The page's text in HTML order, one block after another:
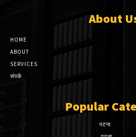
About
HOME
ABOUT
SERVICES
संपर्क
Popular
पटना